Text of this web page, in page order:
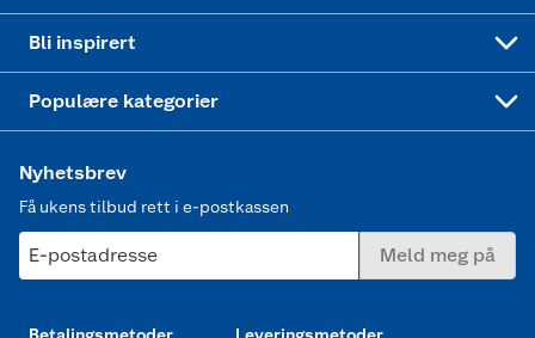
Bli inspirert
Populære kategorier
Nyhetsbrev
Få ukens tilbud rett i e-postkassen
E-postadresse Meld meg på